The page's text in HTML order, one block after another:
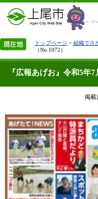
トップページ > 組織でさ
（No.1072）
『広報あげお』令和5年7
掲載